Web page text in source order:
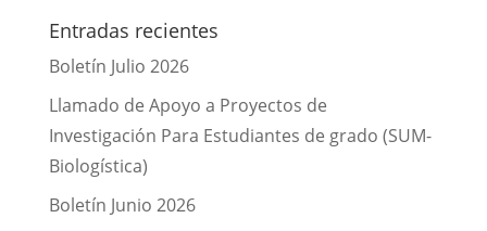
Entradas recientes
Boletín Julio 2026
Llamado de Apoyo a Proyectos de
Investigación Para Estudiantes de grado (SUM-
Biologística)
Boletín Junio 2026